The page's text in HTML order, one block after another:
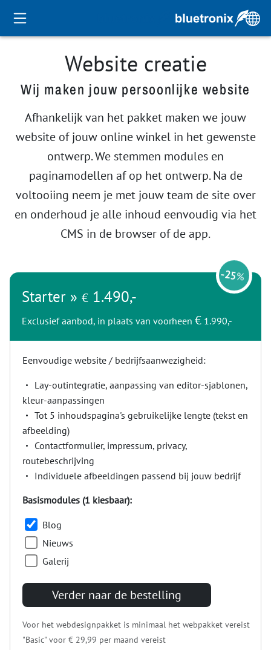
Website creatie
Wij maken jouw persoonlijke website
Afhankelijk van het pakket maken we jouw
website of jouw online winkel in het gewenste
ontwerp. We stemmen modules en
paginamodellen af op het ontwerp. Na de
voltooiing neem je met jouw team de site over
en onderhoud je alle inhoud eenvoudig via het
CMS in de browser of de app.
-25%
Starter » € 1.490,-
Exclusief aanbod, in plaats van voorheen € 1.990,-
Eenvoudige website / bedrijfsaanwezigheid:
Lay-outintegratie, aanpassing van editor-sjablonen,
kleur-aanpassingen
Tot 5 inhoudspagina's gebruikelijke lengte (tekst en
afbeelding)
Contactformulier, impressum, privacy,
routebeschrijving
Individuele afbeeldingen passend bij jouw bedrijf
Basismodules (1 kiesbaar):
Blog
Nieuws
Galerij
Verder naar de bestelling
Voor het webdesignpakket is minimaal het webpakket vereist
"Basic" voor € 29,99 per maand vereist